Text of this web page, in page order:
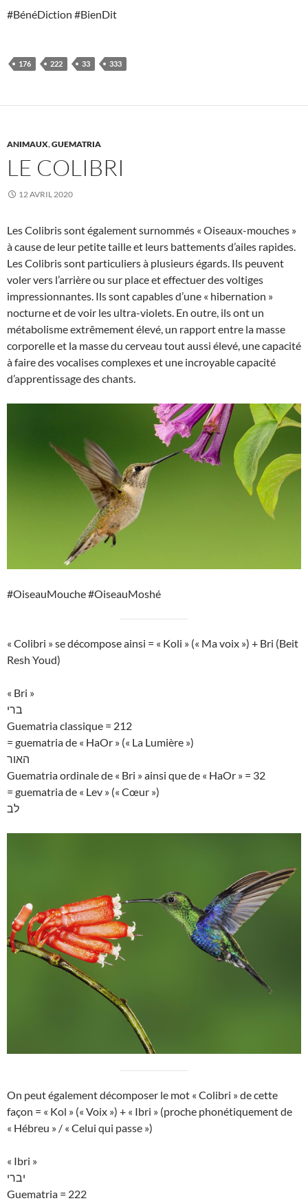
#BénéDiction #BienDit
176 222 33 333
ANIMAUX,GUEMATRIA
LE COLIBRI
12 AVRIL 2020
Les Colibris sont également surnommés « Oiseaux-mouches »
à cause de leur petite taille et leurs battements d’ailes rapides.
Les Colibris sont particuliers à plusieurs égards. Ils peuvent
voler vers l’arrière ou sur place et effectuer des voltiges
impressionnantes. Ils sont capables d’une « hibernation »
nocturne et de voir les ultra-violets. En outre, ils ont un
métabolisme extrêmement élevé, un rapport entre la masse
corporelle et la masse du cerveau tout aussi élevé, une capacité
à faire des vocalises complexes et une incroyable capacité
d’apprentissage des chants.
#OiseauMouche #OiseauMoshé
« Colibri » se décompose ainsi = « Koli » (« Ma voix ») + Bri (Beit
Resh Youd)
« Bri »
ברי
Guematria classique = 212
= guematria de « HaOr » (« La Lumière »)
האור
Guematria ordinale de « Bri » ainsi que de « HaOr » = 32
= guematria de « Lev » (« Cœur »)
לב
On peut également décomposer le mot « Colibri » de cette
façon = « Kol » (« Voix ») + « Ibri » (proche phonétiquement de
« Hébreu » / « Celui qui passe »)
« Ibri »
יברי
Guematria = 222